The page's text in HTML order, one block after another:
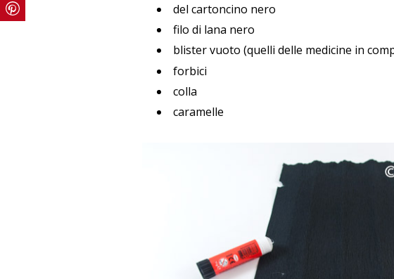
del cartoncino nero
filo di lana nero
blister vuoto (quelli delle medicine in
forbici
colla
caramelle